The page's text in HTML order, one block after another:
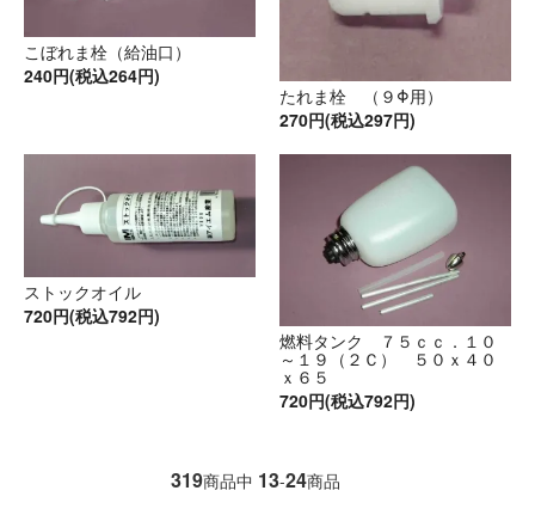
こぼれま栓（給油口）
240円(税込264円)
たれま栓 （９Φ用）
270円(税込297円)
ストックオイル
720円(税込792円)
燃料タンク ７５ｃｃ．１０
～１９（２Ｃ） ５０ｘ４０
ｘ６５
720円(税込792円)
319商品中 13-24商品